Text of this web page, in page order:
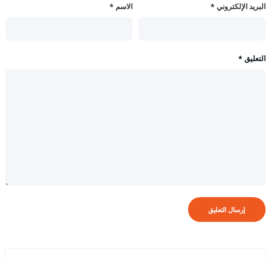
الاسم * البريد الإلكتروني *
التعليق *